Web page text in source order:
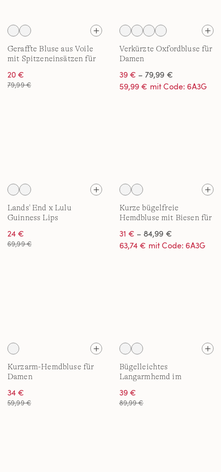
Geraffte Bluse aus Voile
mit Spitzeneinsätzen für
20 €
79,99 €
Verkürzte Oxfordbluse für
Damen
39 € – 79,99 €
59,99 € mit Code: 6A3G
Lands' End x Lulu
Guinness Lips
24 €
69,99 €
Kurze bügelfreie
Hemdbluse mit Biesen für
31 € – 84,99 €
63,74 € mit Code: 6A3G
Kurzarm-Hemdbluse für
Damen
34 €
59,99 €
Bügelleichtes
Langarmhemd im
Damen
39 €
89,99 €